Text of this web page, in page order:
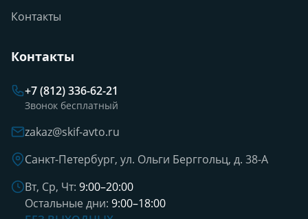
Контакты
Контакты
+7 (812) 336-62-21
Звонок бесплатный
zakaz@skif-avto.ru
Санкт-Петербург, ул. Ольги Берггольц, д. 38-А
Вт, Ср, Чт: 9:00–20:00
Остальные дни: 9:00–18:00